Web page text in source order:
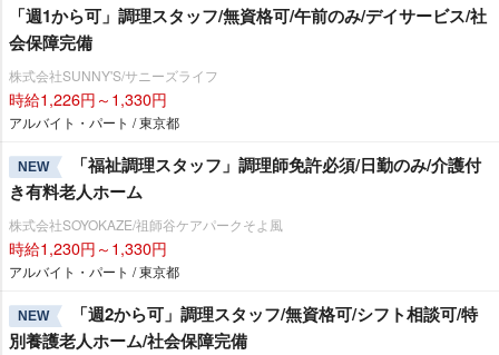
「週1から可」調理スタッフ/無資格可/午前のみ/デイサービス/社
会保障完備
株式会社SUNNY'S/サニーズライフ
時給1,226円～1,330円
アルバイト・パート / 東京都
NEW
「福祉調理スタッフ」調理師免許必須/日勤のみ/介護付
き有料老人ホーム
株式会社SOYOKAZE/祖師谷ケアパークそよ風
時給1,230円～1,330円
アルバイト・パート / 東京都
NEW
「週2から可」調理スタッフ/無資格可/シフト相談可/特
別養護老人ホーム/社会保障完備